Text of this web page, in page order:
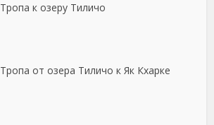
Тропа к озеру Тиличо
Тропа от озера Тиличо к Як Кхарке